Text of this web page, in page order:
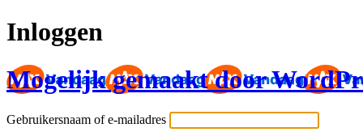
Inloggen
Mogelijk gemaakt door
Gebruikersnaam of e-mailadres